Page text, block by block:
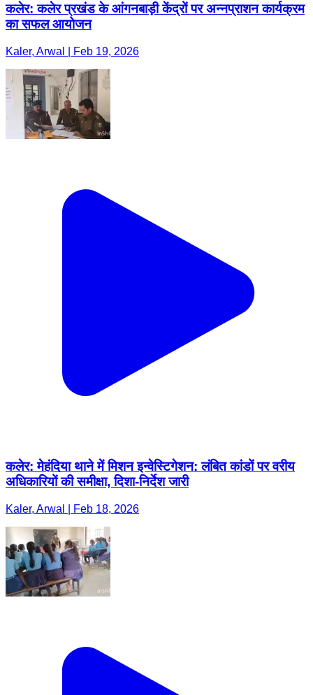
कलेर: कलेर प्रखंड के आंगनबाड़ी केंद्रों पर अन्नप्राशन कार्यक्रम
का सफल आयोजन
Kaler, Arwal | Feb 19, 2026
कलेर: मेहंदिया थाने में मिशन इन्वेस्टिगेशन: लंबित कांडों पर वरीय
अधिकारियों की समीक्षा, दिशा-निर्देश जारी
Kaler, Arwal | Feb 18, 2026